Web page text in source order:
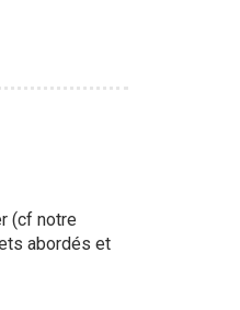
(cf notre
abordés et